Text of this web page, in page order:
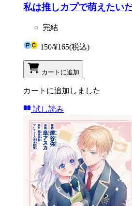
私は推しカプで萌えたい
完結
150/¥165(税込)
カートに追加
カートに追加しました
試し読み